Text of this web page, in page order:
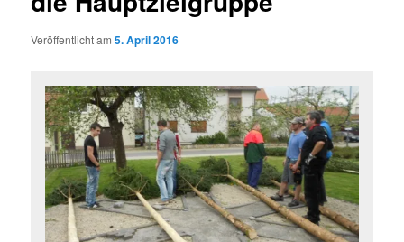
Veröffentlicht am5. April 2016